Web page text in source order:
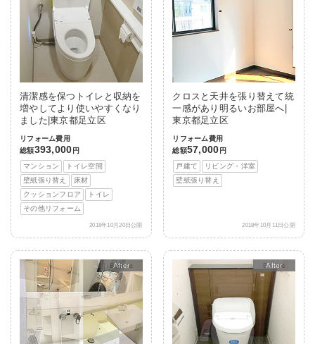
清潔感を保つトイレと収納を
増やしてより使いやすくなり
ました|東京都足立区
リフォーム費用
総額393,000 円
マンション
トイレ空間
壁紙張り替え
床材
クッションフロア
トイレ
その他リフォーム
2018年10月20日公開
クロスと天井を張り替えて統
一感があり明るいお部屋へ|
東京都足立区
リフォーム費用
総額57,000 円
戸建て
リビング・洋室
壁紙張り替え
2018年10月11日公開
After After